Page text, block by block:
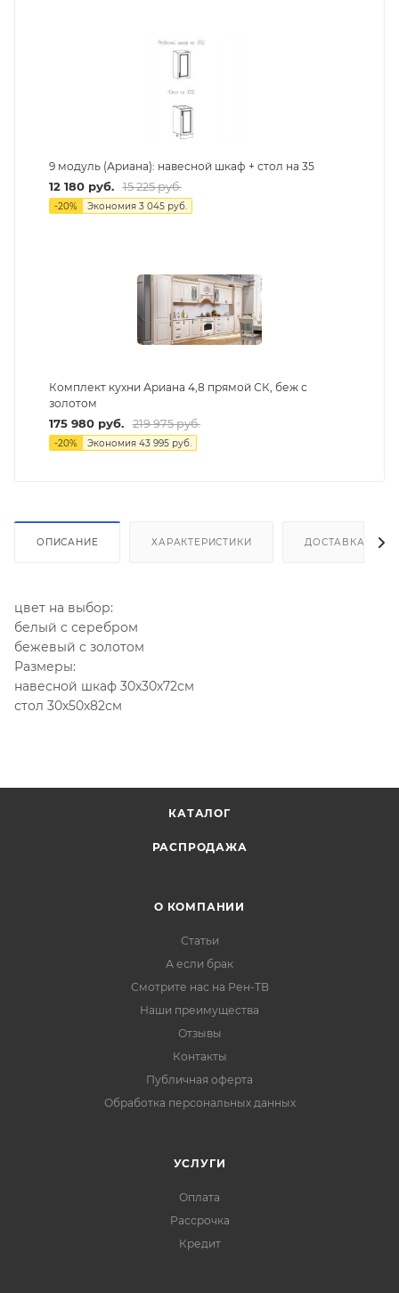
9 модуль (Ариана): навесной шкаф + стол на 35
12 180руб. 15 225руб.
-20% Экономия 3 045руб.
Комплект кухни Ариана 4,8 прямой СК, беж с
золотом
175 980руб. 219 975руб.
-20% Экономия 43 995руб.
ОПИСАНИЕ ХАРАКТЕРИСТИКИ ДОСТАВКА И
цвет на выбор:
белый с серебром
бежевый с золотом
Размеры:
навесной шкаф 30х30х72см
стол 30х50х82см
КАТАЛОГ
РАСПРОДАЖА
О КОМПАНИИ
Статьи
А если брак
Смотрите нас на Рен-ТВ
Наши преимущества
Отзывы
Контакты
Публичная оферта
Обработка персональных данных
УСЛУГИ
Оплата
Рассрочка
Кредит